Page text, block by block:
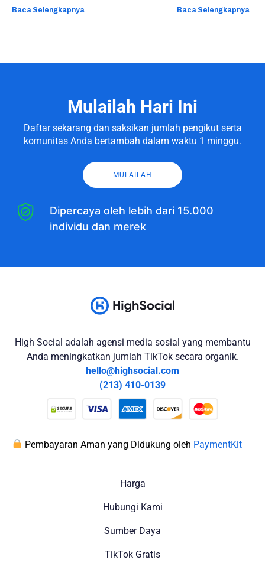
Baca Selengkapnya Baca Selengkapnya
Mulailah Hari Ini
Daftar sekarang dan saksikan jumlah pengikut serta
komunitas Anda bertambah dalam waktu 1 minggu.
MULAILAH
Dipercaya oleh lebih dari 15.000
individu dan merek
High Social adalah agensi media sosial yang membantu
Anda meningkatkan jumlah TikTok secara organik.
hello@highsocial.com
(213) 410-0139
Pembayaran Aman yang Didukung oleh PaymentKit
Harga
Hubungi Kami
Sumber Daya
TikTok Gratis